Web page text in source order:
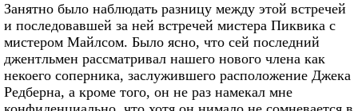
Занятно было наблюдать разницу между этой встречей
и последовавшей за ней встречей мистера Пиквика с
мистером Майлсом. Было ясно, что сей последний
джентльмен рассматривал нашего нового члена как
некоего соперника, заслужившего расположение Джека
Редберна, а кроме того, он не раз намекал мне